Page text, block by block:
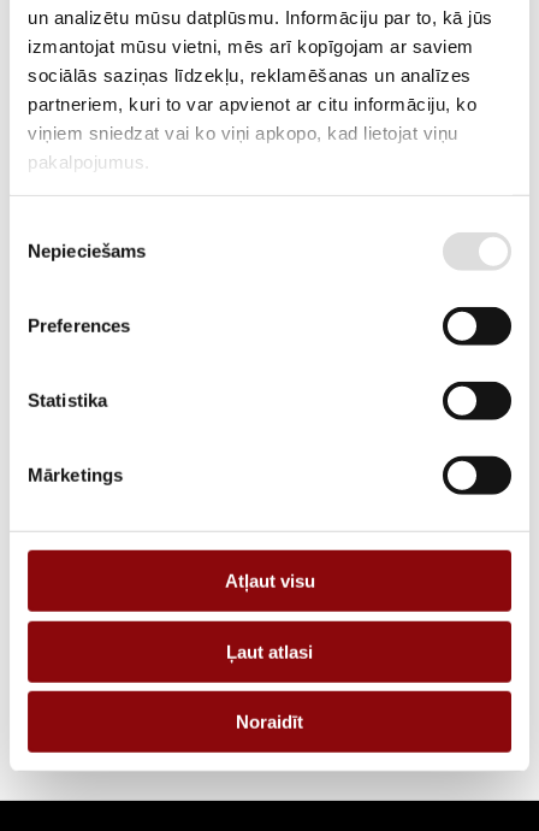
un analizētu mūsu datplūsmu. Informāciju par to, kā jūs
izmantojat mūsu vietni, mēs arī kopīgojam ar saviem
sociālās saziņas līdzekļu, reklamēšanas un analīzes
partneriem, kuri to var apvienot ar citu informāciju, ko
viņiem sniedzat vai ko viņi apkopo, kad lietojat viņu
pakalpojumus.
izvēle
Nepieciešams
Preferences
Statistika
Mārketings
Atļaut visu
Ļaut atlasi
Noraidīt
Startera kauss DD6000,
302050500100
ATLIKUMS Pieejams pēc pasūtījuma
ARTIKULS 211500054
PIEGĀDES LAIKS, JA PRECE NAV
12 nedēļas
APRAKSTS
PIEPRASĪT PIEDĀVĀJUMU
Informācija
IZMĒRI 10x10x10 cm
RAŽOTĀJS Energolukss